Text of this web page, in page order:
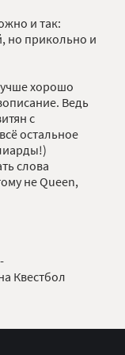
и так:
но прикольно и
хорошо
Ведь
с
остальное
слова
не Queen,
Квестбол